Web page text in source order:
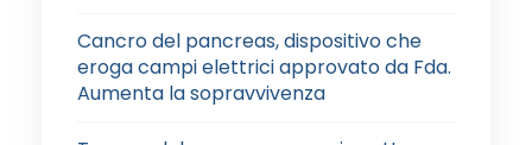
Cancro del pancreas, dispositivo che
eroga campi elettrici approvato da Fda.
Aumenta la sopravvivenza